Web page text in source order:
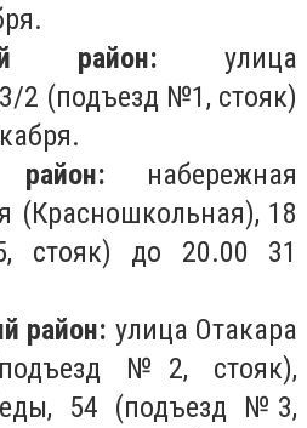
район: улица
2 (подъезд №1, стояк)
район: набережная
(Красношкольная), 18
стояк) до 20.00 31
район: улица Отакара
№2, стояк),
54 (подъезд №3,